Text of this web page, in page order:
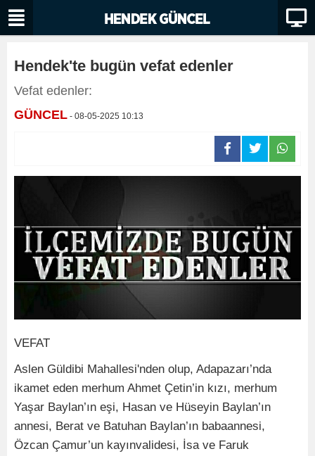
Hendek'te bugün vefat edenler
Vefat edenler:
GÜNCEL - 08-05-2025 10:13
VEFAT
Aslen Güldibi Mahallesi'nden olup, Adapazarı’nda
ikamet eden merhum Ahmet Çetin’in kızı, merhum
Yaşar Baylan’ın eşi, Hasan ve Hüseyin Baylan’ın
annesi, Berat ve Batuhan Baylan’ın babaannesi,
Özcan Çamur’un kayınvalidesi, İsa ve Faruk